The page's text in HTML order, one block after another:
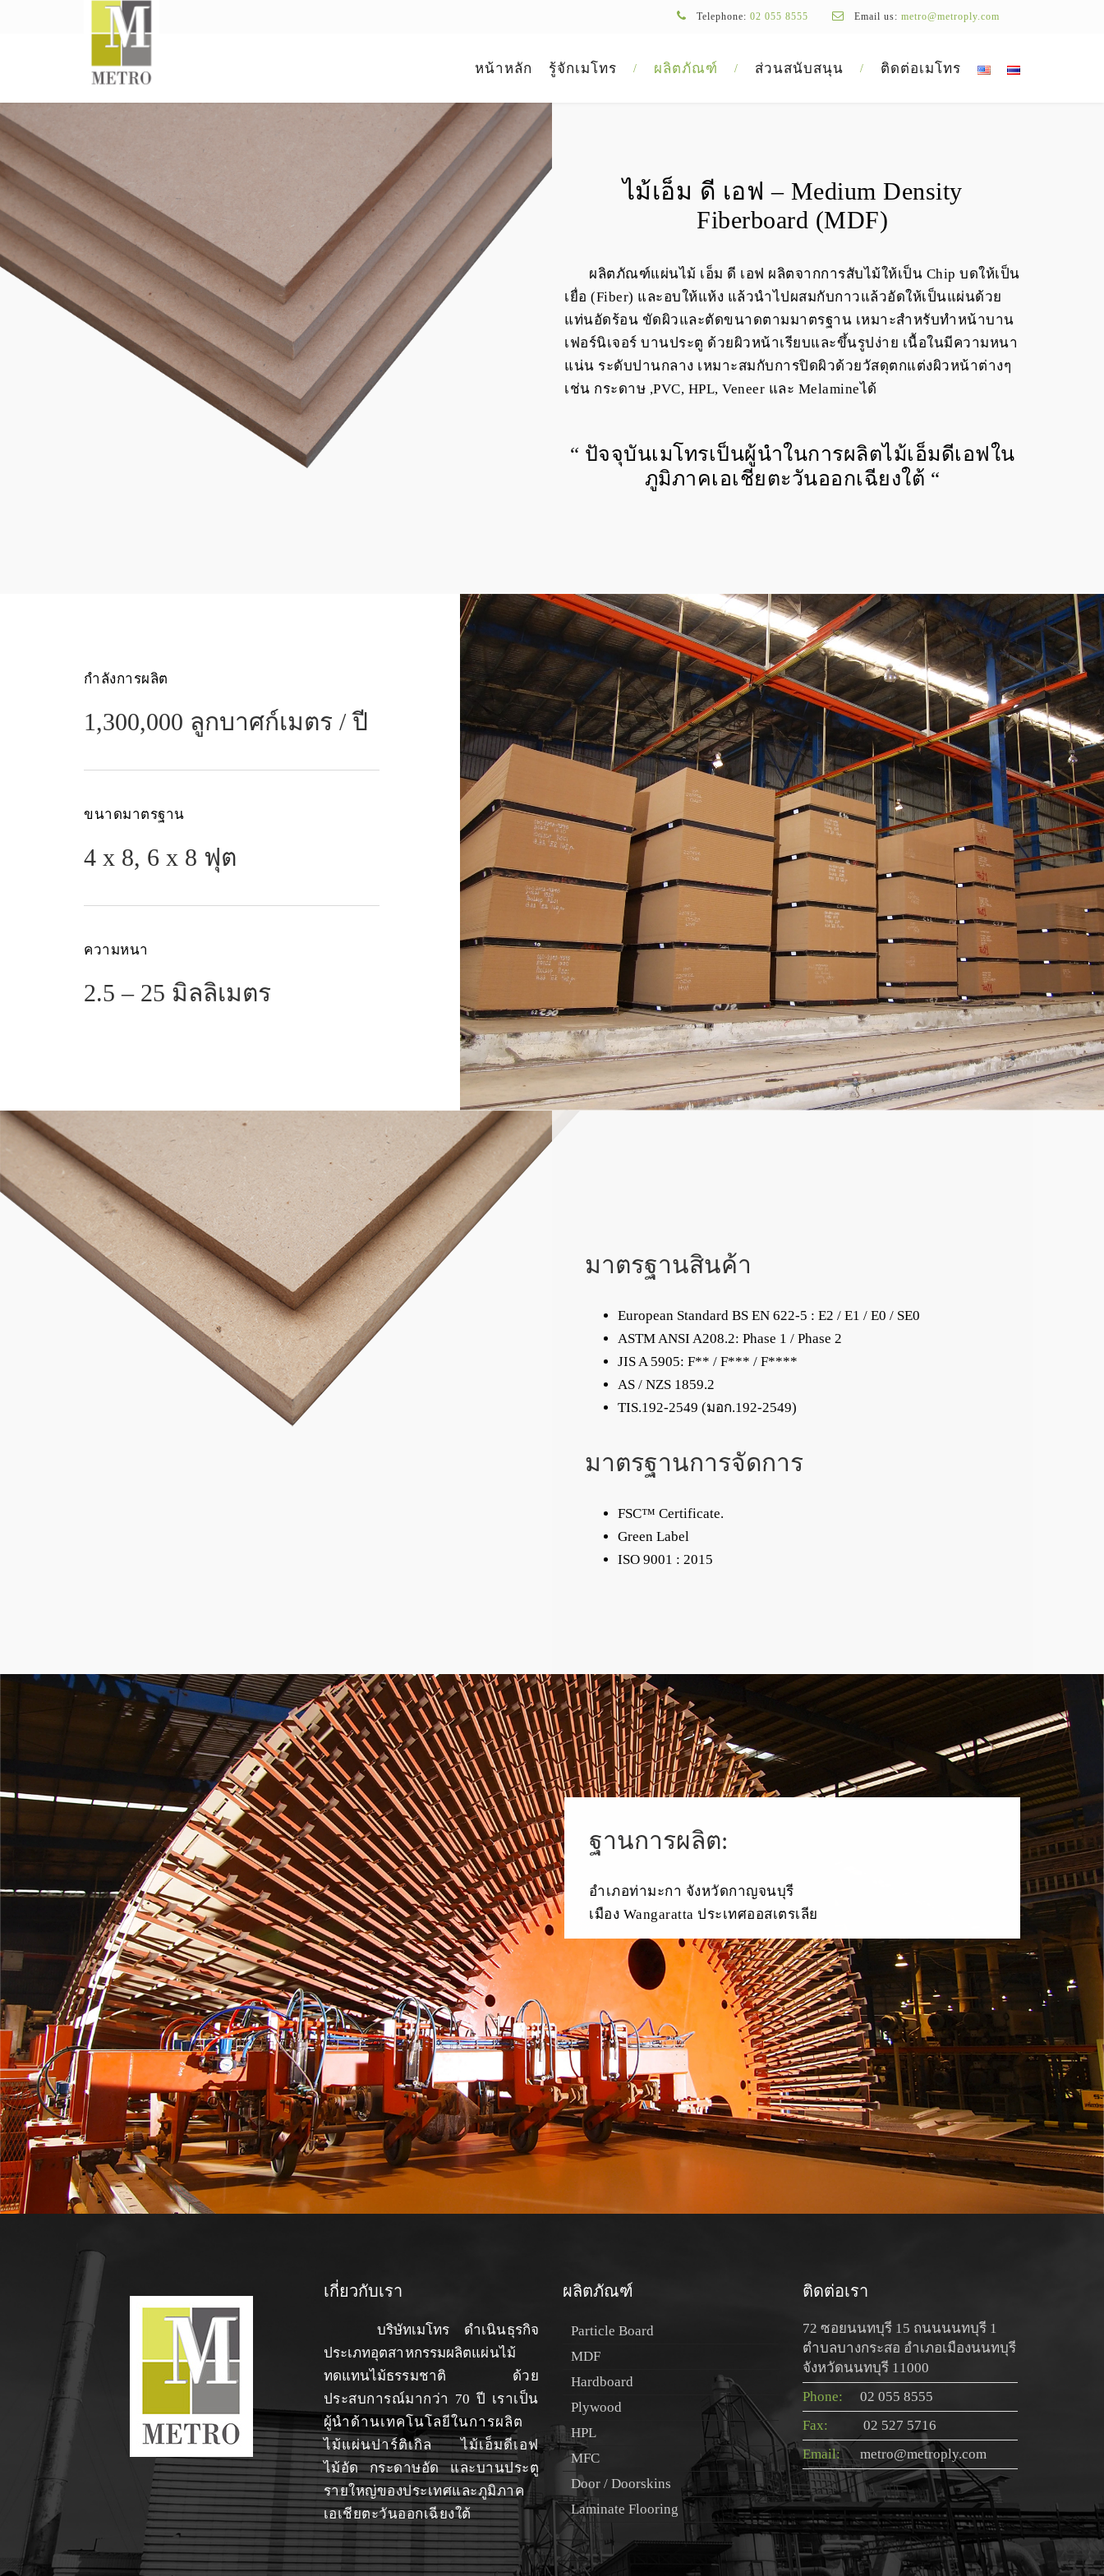
Telephone: 02 055 8555 Email us: metro@metroply.com
หน้าหลัก รู้จักเมโทร ผลิตภัณฑ์ ส่วนสนับสนุน ติดต่อเมโทร
ไม้เอ็ม ดี เอฟ – Medium Density
Fiberboard (MDF)
ผลิตภัณฑ์แผ่นไม้ เอ็ม ดี เอฟ ผลิตจากการสับไม้ให้เป็น Chip บดให้เป็น
เยื่อ (Fiber) และอบให้แห้ง แล้วนำไปผสมกับกาวแล้วอัดให้เป็นแผ่นด้วย
แท่นอัดร้อน ขัดผิวและตัดขนาดตามมาตรฐาน เหมาะสำหรับทำหน้าบาน
เฟอร์นิเจอร์ บานประตู ด้วยผิวหน้าเรียบและขึ้นรูปง่าย เนื้อในมีความหนา
แน่น ระดับปานกลาง เหมาะสมกับการปิดผิวด้วยวัสดุตกแต่งผิวหน้าต่างๆ
เช่น กระดาษ ,PVC, HPL, Veneer และ Melamineได้
“ ปัจจุบันเมโทรเป็นผู้นำในการผลิตไม้เอ็มดีเอฟใน
ภูมิภาคเอเชียตะวันออกเฉียงใต้ “
กำลังการผลิต
1,300,000 ลูกบาศก์เมตร / ปี
ขนาดมาตรฐาน
4 x 8, 6 x 8 ฟุต
ความหนา
2.5 – 25 มิลลิเมตร
มาตรฐานสินค้า
European Standard BS EN 622-5 : E2 / E1 / E0 / SE0
ASTM ANSI A208.2: Phase 1 / Phase 2
JIS A 5905: F** / F*** / F****
AS / NZS 1859.2
TIS.192-2549 (มอก.192-2549)
มาตรฐานการจัดการ
FSC™ Certificate.
Green Label
ISO 9001 : 2015
ฐานการผลิต:
อำเภอท่ามะกา จังหวัดกาญจนบุรี
เมือง Wangaratta ประเทศออสเตรเลีย
เกี่ยวกับเรา
บริษัทเมโทร ดำเนินธุรกิจ
ประเภทอุตสาหกรรมผลิตแผ่นไม้
ทดแทนไม้ธรรมชาติ ด้วย
ประสบการณ์มากว่า 70 ปี เราเป็น
ผู้นำ ด้านเทคโนโลยีในการผลิต
ไม้แผ่นปาร์ติเกิล ไม้เอ็มดีเอฟ
ไม้อัด กระดาษอัด และบานประตู
รายใหญ่ของประเทศและภูมิภาค
เอเชียตะวันออกเฉียงใต้
ผลิตภัณฑ์
Particle Board
MDF
Hardboard
Plywood
HPL
MFC
Door / Doorskins
Laminate Flooring
ติดต่อเรา
72 ซอยนนทบุรี 15 ถนนนนทบุรี 1
ตำบลบางกระสอ อำเภอเมืองนนทบุรี
จังหวัดนนทบุรี 11000
Phone:
02 055 8555
Fax:
02 527 5716
Email:
metro@metroply.com